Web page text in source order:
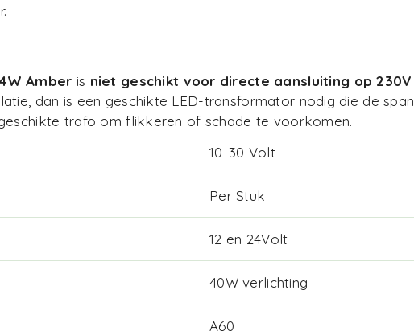
Amber is niet geschikt voor directe aansluiting op
dan is een geschikte LED-transformator nodig die de
trafo om flikkeren of schade te voorkomen.
10-30 Volt
Per Stuk
12 en 24Volt
40W verlichting
A60